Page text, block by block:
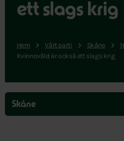
ett slags krig
Hem Vårt parti Skåne
Kvinnovåld är också ett slags krig
Hoppa
över
menyn
Skåne